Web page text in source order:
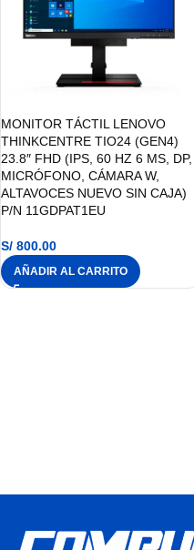
MONITOR TÁCTIL LENOVO
THINKCENTRE TIO24 (GEN4)
23.8″ FHD (IPS, 60 HZ 6 MS, DP,
MICRÓFONO, CÁMARA W,
ALTAVOCES NUEVO SIN CAJA)
P/N 11GDPAT1EU
S/ 800.00
AÑADIR AL CARRITO